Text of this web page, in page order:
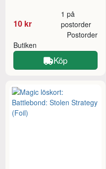
10 kr
1 på
postorder
Butiken
Postorder
Köp